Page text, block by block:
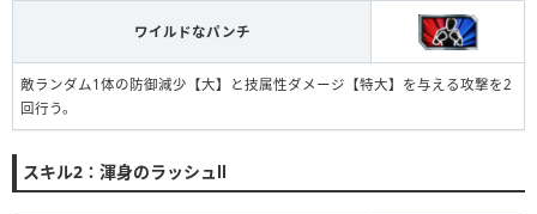
ワイルドなパンチ
敵ランダム1体の防御減少【大】と技属性ダメージ【特大】を与える攻撃を2
回行う。
スキル2：渾身のラッシュⅡ